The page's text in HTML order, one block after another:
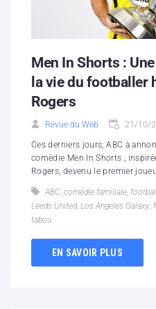
Men In Shorts :
la vie du footballer
Rogers
Revue du Web 21/10/
Ces derniers jours, ABC a
comédie Men In Shorts ,
Rogers, devenu le premier
ABC, comédie familiale,
Leeds United, Los Angeles Galaxy,
tabou
EN SAVOIR PLUS